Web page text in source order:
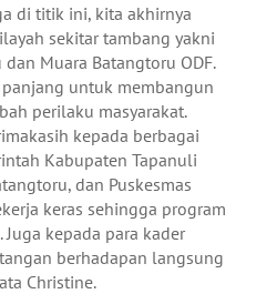
di titik ini, kita akhirnya
sekitar tambang yakni
Muara Batangtoru ODF.
untuk membangun
perilaku masyarakat.
kepada berbagai
Kabupaten Tapanuli
dan Puskesmas
keras sehingga program
kepada para kader
berhadapan langsung
Christine.